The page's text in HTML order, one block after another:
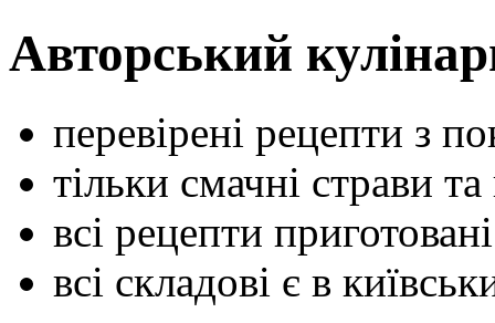
Авторський
перевірені рецепти з
тільки смачні страви та
всі рецепти
всі складові є в